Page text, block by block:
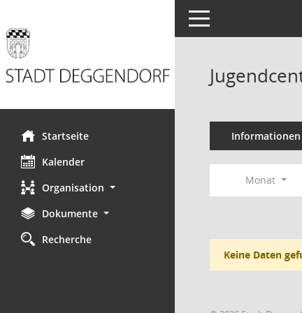
Startseite
Kalender
Organisation
Dokumente
Recherche
Toggle navigation
Informationen
Monat
Keine Daten